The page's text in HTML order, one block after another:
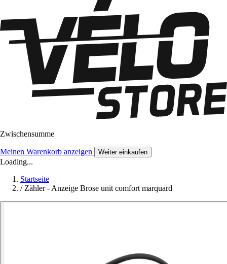
Zwischensumme
Meinen Warenkorb anzeigen Weiter einkaufen
Loading...
Startseite
/ Zähler - Anzeige Brose unit comfort marquard